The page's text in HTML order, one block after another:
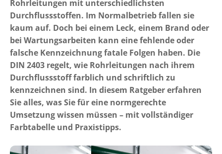
Rohrleitungen mit unterschiedlichsten
Durchflussstoffen. Im Normalbetrieb fallen sie
kaum auf. Doch bei einem Leck, einem Brand oder
bei Wartungsarbeiten kann eine fehlende oder
falsche Kennzeichnung fatale Folgen haben. Die
DIN 2403 regelt, wie Rohrleitungen nach ihrem
Durchflussstoff farblich und schriftlich zu
kennzeichnen sind. In diesem Ratgeber erfahren
Sie alles, was Sie für eine normgerechte
Umsetzung wissen müssen – mit vollständiger
Farbtabelle und Praxistipps.